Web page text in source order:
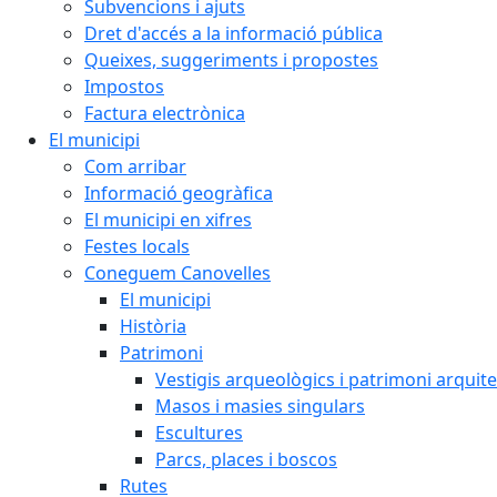
Subvencions i ajuts
Dret d'accés a la informació pública
Queixes, suggeriments i propostes
Impostos
Factura electrònica
El municipi
Com arribar
Informació geogràfica
El municipi en xifres
Festes locals
Coneguem Canovelles
El municipi
Història
Patrimoni
Vestigis arqueològics i patrimoni
Masos i masies singulars
Escultures
Parcs, places i boscos
Rutes